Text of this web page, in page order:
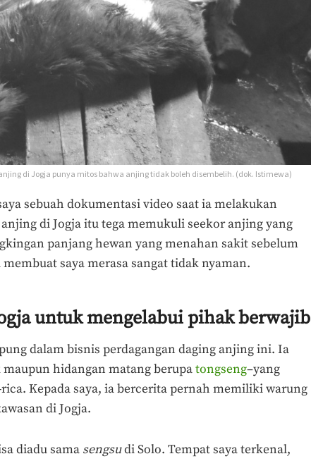
di Jogja punya mitos bahwa anjing tidak boleh disembelih. (dok. Istimewa)
sebuah dokumentasi video saat ia melakukan
di Jogja itu tega memukuli seekor anjing yang
panjang hewan yang menahan sakit sebelum
saya merasa sangat tidak nyaman.
untuk mengelabui pihak berwajib
dalam bisnis perdagangan daging anjing ini. Ia
hidangan matang berupatongseng–yang
Kepada saya, ia bercerita pernah memiliki warung
di Jogja.
diadu sama sengsudi Solo. Tempat saya terkenal,